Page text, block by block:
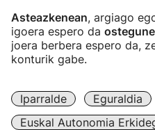
Asteazkenean, argiago
igoera espero da
joera berbera espero da,
konturik gabe.
Iparralde Eguraldia
Euskal Autonomia